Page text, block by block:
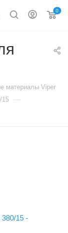
0
материалы Viper
15 —